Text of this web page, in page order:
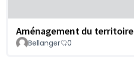
Aménagement du territoire
Bellanger 0